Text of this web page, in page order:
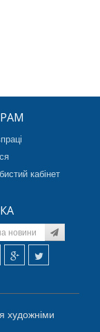
кабінет
художніми